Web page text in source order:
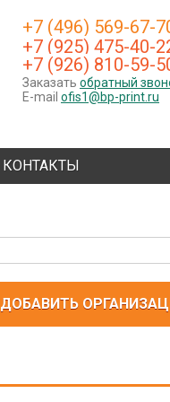
+7 (496) 569-67-
+7 (925) 475-40-
+7 (926) 810-59-
Заказать обратный
E-mail ofis1@bp-print.ru
КОНТАКТЫ
ДОБАВИТЬ